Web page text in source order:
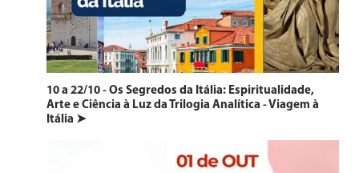
10 a 22/10 - Os Segredos da Itália: Espiritualidade,
Arte e Ciência à Luz da Trilogia Analítica - Viagem à
Itália ➤